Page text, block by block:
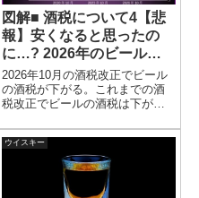
図解■ 酒税について4【悲
報】安くなると思ったの
に…? 2026年のビール減
税で”実感できない”ワケ
2026年10月の酒税改正でビール
の酒税が下がる。これまでの酒
税改正でビールの酒税は下がっ
に安くなっているのだろうか。
イマイチ実感がわかない。その
理由を詳しく説明する。2026年
10月以降は安いビールが買える
のだろうか。
ウイスキー